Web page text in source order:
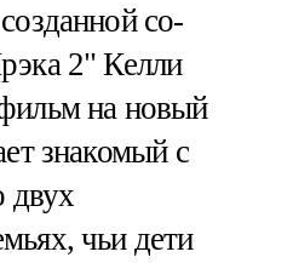
со-
2" Келли
на новый
знакомый с
двух
чьи дети